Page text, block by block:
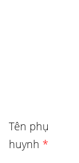
Tên phụ
huynh *